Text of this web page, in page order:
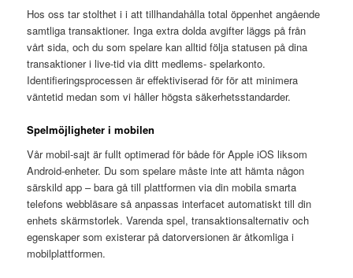
Hos oss tar stolthet i i att tillhandahålla total öppenhet angående
samtliga transaktioner. Inga extra dolda avgifter läggs på från
vårt sida, och du som spelare kan alltid följa statusen på dina
transaktioner i live-tid via ditt medlems- spelarkonto.
Identifieringsprocessen är effektiviserad för för att minimera
väntetid medan som vi håller högsta säkerhetsstandarder.
Spelmöjligheter i mobilen
Vår mobil-sajt är fullt optimerad för både för Apple iOS liksom
Android-enheter. Du som spelare måste inte att hämta någon
särskild app – bara gå till plattformen via din mobila smarta
telefons webbläsare så anpassas interfacet automatiskt till din
enhets skärmstorlek. Varenda spel, transaktionsalternativ och
egenskaper som existerar på datorversionen är åtkomliga i
mobilplattformen.